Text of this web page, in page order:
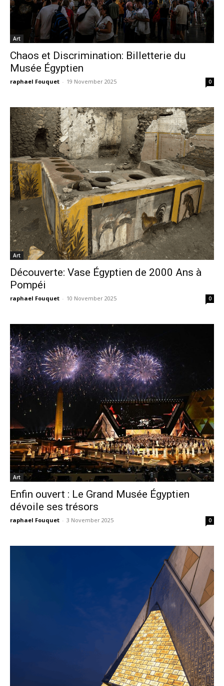
Art
Chaos et Discrimination: Billetterie du
Musée Égyptien
raphael Fouquet - 19 November 2025 0
Art
Découverte: Vase Égyptien de 2000 Ans à
Pompéi
raphael Fouquet - 10 November 2025 0
Art
Enfin ouvert : Le Grand Musée Égyptien
dévoile ses trésors
raphael Fouquet - 3 November 2025 0